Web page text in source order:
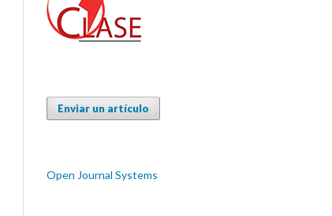
Enviar un artículo
Open Journal Systems